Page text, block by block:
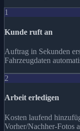
1
Kunde ruft an
Auftrag in Sekunden
Fahrzeugdaten
2
Arbeit erledigen
Kosten laufend
Vorher/Nachher-Fotos